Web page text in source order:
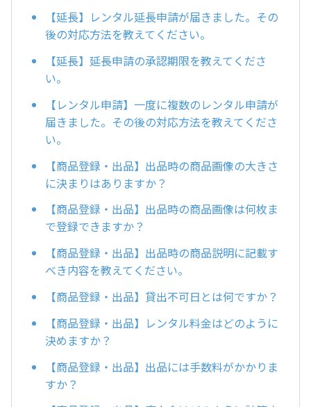
【延長】レンタル延長申請が届きました。その
後の対応方法を教えてください。
【延長】延長申請の承認期限を教えてくださ
い。
【レンタル申請】一度に複数のレンタル申請が
届きました。その後の対応方法を教えてくださ
い。
【商品登録・出品】出品時の商品画像の大きさ
に決まりはありますか？
【商品登録・出品】出品時の商品画像は何枚ま
で登録できますか？
【商品登録・出品】出品時の商品説明に記載す
べき内容を教えてください。
【商品登録・出品】貸出不可日とは何ですか？
【商品登録・出品】レンタル料金はどのように
決めますか？
【商品登録・出品】出品には手数料がかかりま
すか？